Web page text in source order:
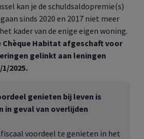
kan je de schuldsaldopremie(s)
sinds 2020 en 2017 niet meer
kader van de enige eigen woning.
Chèque Habitat afgeschaft voor
gelinkt aan leningen
2025.
genieten bij leven is
in geval van overlijden
voordeel te genieten in het